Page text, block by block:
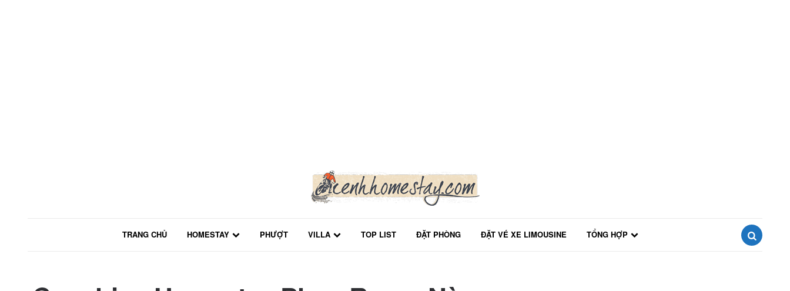
TRANG CHỦ HOMESTAY PHƯỢT VILLA TOP LIST ĐẶT PHÒNG ĐẶT VÉ XE LIMOUSINE
TỔNG HỢP